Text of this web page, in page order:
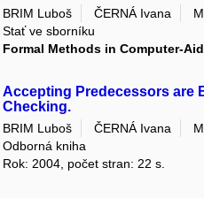
BRIM Luboš ČERNÁ Ivana
Stať ve sborníku
Formal Methods in Computer-
Accepting Predecessors are
Checking.
BRIM Luboš ČERNÁ Ivana
Odborná kniha
Rok: 2004, počet stran: 22 s.